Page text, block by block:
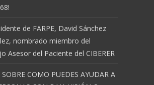
de FARPE, David Sánchez
nombrado miembro del
Asesor del Paciente del CIBERER
COMO PUEDES AYUDAR A